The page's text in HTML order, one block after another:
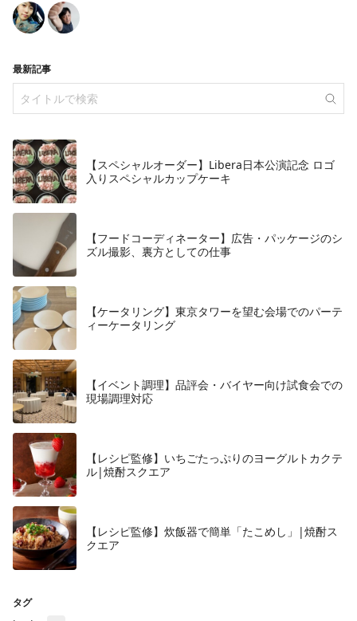
最新記事
【スペシャルオーダー】Libera日本公演記念 ロゴ
入りスペシャルカップケーキ
【フードコーディネーター】広告・パッケージのシ
ズル撮影、裏方としての仕事
【ケータリング】東京タワーを望む会場でのパーテ
ィーケータリング
【イベント調理】品評会・バイヤー向け試食会での
現場調理対応
【レシピ監修】いちごたっぷりのヨーグルトカクテ
ル|焼酎スクエア
【レシピ監修】炊飯器で簡単「たこめし」|焼酎ス
クエア
タグ